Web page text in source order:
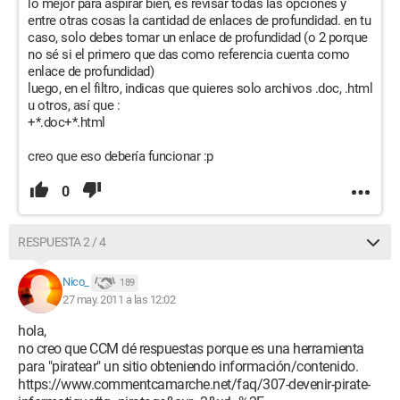
lo mejor para aspirar bien, es revisar todas las opciones y
entre otras cosas la cantidad de enlaces de profundidad. en tu
caso, solo debes tomar un enlace de profundidad (o 2 porque
no sé si el primero que das como referencia cuenta como
enlace de profundidad)
luego, en el filtro, indicas que quieres solo archivos .doc, .html
u otros, así que :
+*.doc+*.html
creo que eso debería funcionar :p
0
RESPUESTA 2 / 4
Nico_ 189
27 may. 2011 a las 12:02
hola,
no creo que CCM dé respuestas porque es una herramienta
para "piratear" un sitio obteniendo información/contenido.
https://www.commentcamarche.net/faq/307-devenir-pirate-